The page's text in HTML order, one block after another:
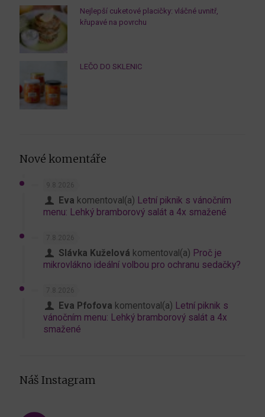
Nejlepší cuketové placičky: vláčné uvnitř,
křupavé na povrchu
LEČO DO SKLENIC
Nové komentáře
9.8.2026
Eva komentoval(a)
Letní piknik s vánočním
menu: Lehký bramborový salát a 4x smažené
7.8.2026
Slávka Kuželová komentoval(a) Proč je
mikrovlákno ideální volbou pro ochranu sedačky?
7.8.2026
Eva Pfofova komentoval(a)
Letní piknik s
vánočním menu: Lehký bramborový salát a 4x
smažené
Náš Instagram